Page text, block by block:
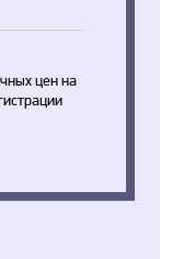
цен на